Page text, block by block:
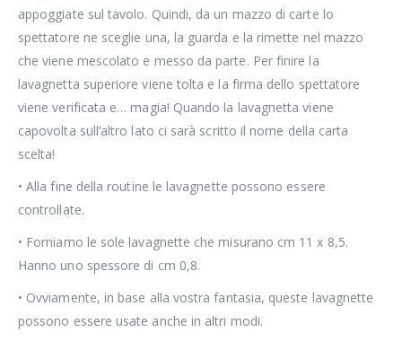
appoggiate sul tavolo. Quindi, da un mazzo di carte lo
spettatore ne sceglie una, la guarda e la rimette nel mazzo
che viene mescolato e messo da parte. Per finire la
lavagnetta superiore viene tolta e la firma dello spettatore
viene verificata e… magia! Quando la lavagnetta viene
capovolta sull’altro lato ci sarà scritto il nome della carta
scelta!
• Alla fine della routine le lavagnette possono essere
controllate.
• Forniamo le sole lavagnette che misurano cm 11 x 8,5.
Hanno uno spessore di cm 0,8.
• Ovviamente, in base alla vostra fantasia, queste lavagnette
possono essere usate anche in altri modi.